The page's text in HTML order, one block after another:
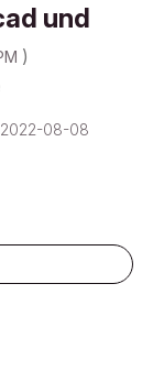
und
)
‎2022-08-08